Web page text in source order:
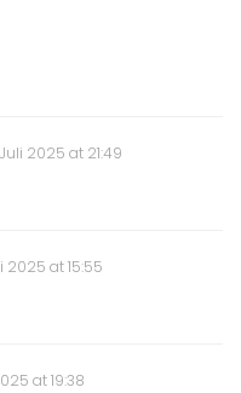
2025 at 21:49
2025 at 15:55
at 19:38